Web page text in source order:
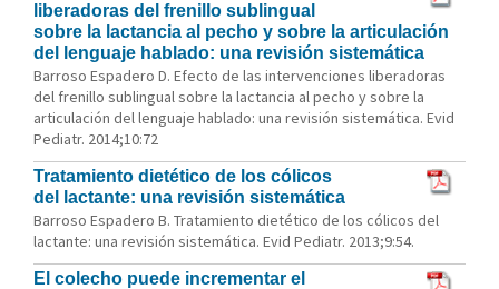
liberadoras del frenillo sublingual
sobre la lactancia al pecho y sobre la articulación
del lenguaje hablado: una revisión sistemática
Barroso Espadero D. Efecto de las intervenciones liberadoras
del frenillo sublingual sobre la lactancia al pecho y sobre la
articulación del lenguaje hablado: una revisión sistemática. Evid
Pediatr. 2014;10:72
Tratamiento dietético de los cólicos
del lactante: una revisión sistemática
Barroso Espadero B. Tratamiento dietético de los cólicos del
lactante: una revisión sistemática. Evid Pediatr. 2013;9:54.
El colecho puede incrementar el